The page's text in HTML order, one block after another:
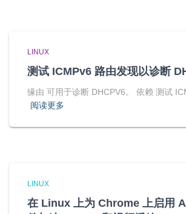
LINUX
测试 ICMPv6 路由发现以诊断
缘由 可用于诊断 DHCPV6。 依赖 测试
阅读更多
LINUX
在 Linux 上为 Chrome 上启用